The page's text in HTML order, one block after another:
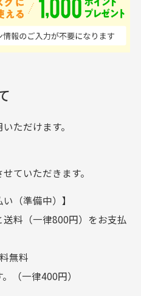
いる感が伝わってきまし
た 「フロント部分に汚
れあり」と記載ありまし
[…]
ご負担となります。入金確認後
内をお振込み期限とさせ
。
ょ銀行
商品が異なっている場合
い汚れやダメージがある商品
ただけます。
ていただきます。
（準備中）】
料（一律800円）をお支払
無料
（一律400円）